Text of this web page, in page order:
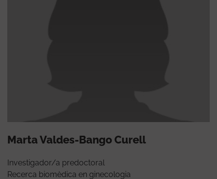
Marta Valdes-Bango Curell
Investigador/a predoctoral
Recerca biomèdica en ginecologia